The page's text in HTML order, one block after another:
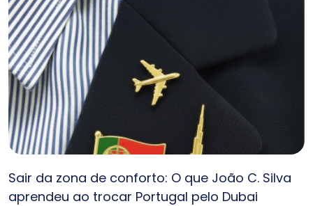
Sair da zona de conforto: O que João C. Silva
aprendeu ao trocar Portugal pelo Dubai